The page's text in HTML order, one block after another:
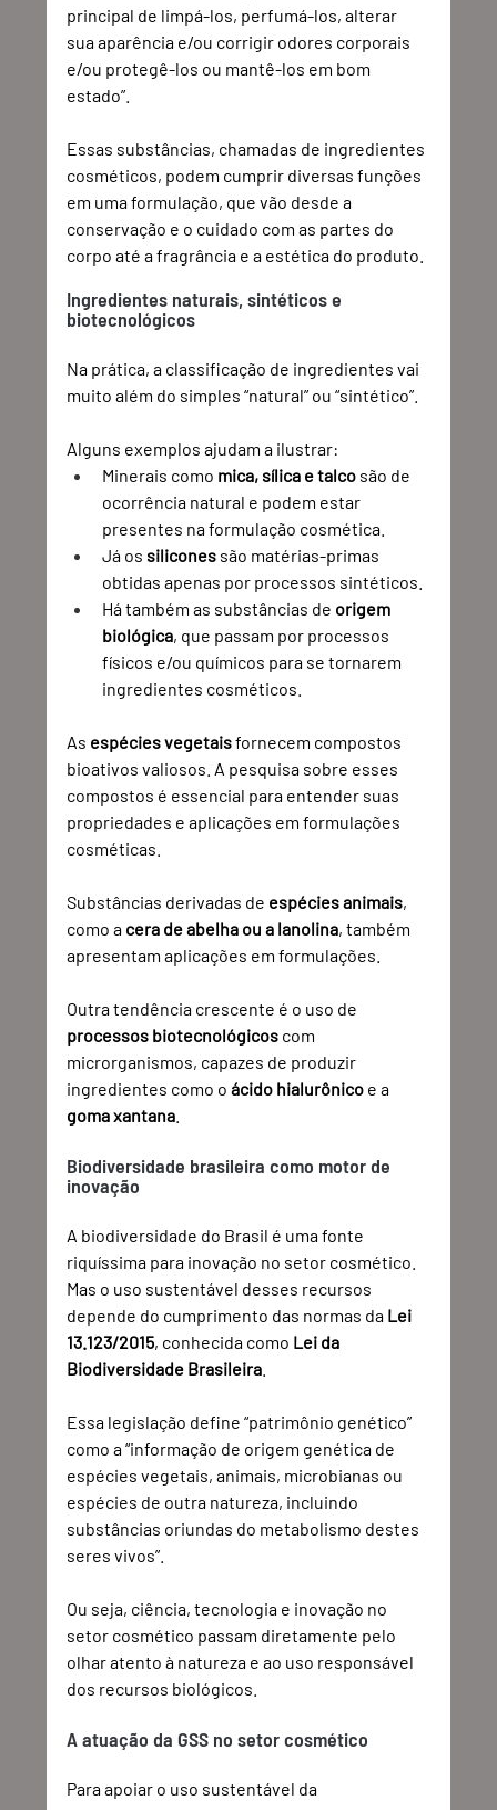
principal de limpá-los, perfumá-los, alterar
sua aparência e/ou corrigir odores corporais
e/ou protegê-los ou mantê-los em bom
estado”.
Essas substâncias, chamadas de ingredientes
cosméticos, podem cumprir diversas funções
em uma formulação, que vão desde a
conservação e o cuidado com as partes do
corpo até a fragrância e a estética do produto.
Ingredientes naturais, sintéticos e
biotecnológicos
Na prática, a classificação de ingredientes vai
muito além do simples “natural” ou “sintético”.
Alguns exemplos ajudam a ilustrar:
Minerais como mica, sílica e talco são de
ocorrência natural e podem estar
presentes na formulação cosmética.
Já os silicones são matérias-primas
obtidas apenas por processos sintéticos.
Há também as substâncias de origem
biológica, que passam por processos
físicos e/ou químicos para se tornarem
ingredientes cosméticos.
As espécies vegetais fornecem compostos
bioativos valiosos. A pesquisa sobre esses
compostos é essencial para entender suas
propriedades e aplicações em formulações
cosméticas.
Substâncias derivadas de espécies animais,
como a cera de abelha ou a lanolina, também
apresentam aplicações em formulações.
Outra tendência crescente é o uso de
processos biotecnológicos com
microrganismos, capazes de produzir
ingredientes como o ácido hialurônico e a
goma xantana
Biodiversidade brasileira como motor de
inovação
A biodiversidade do Brasil é uma fonte
riquíssima para inovação no setor cosmético.
Mas o uso sustentável desses recursos
depende do cumprimento das normas da Lei
13.123/2015, conhecida como Lei da
Biodiversidade Brasileira
Essa legislação define “patrimônio genético”
como a “informação de origem genética de
espécies vegetais, animais, microbianas ou
espécies de outra natureza, incluindo
substâncias oriundas do metabolismo destes
seres vivos”.
Ou seja, ciência, tecnologia e inovação no
setor cosmético passam diretamente pelo
olhar atento à natureza e ao uso responsável
dos recursos biológicos.
A atuação da GSS no setor cosmético
Para apoiar o uso sustentável da